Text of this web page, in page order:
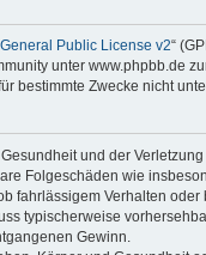
Public License v2“
unter www.phpbb.de
bestimmte Zwecke nicht
und der
Folgeschäden wie
fahrlässigem Verhalten
typischerweise
Gewinn.